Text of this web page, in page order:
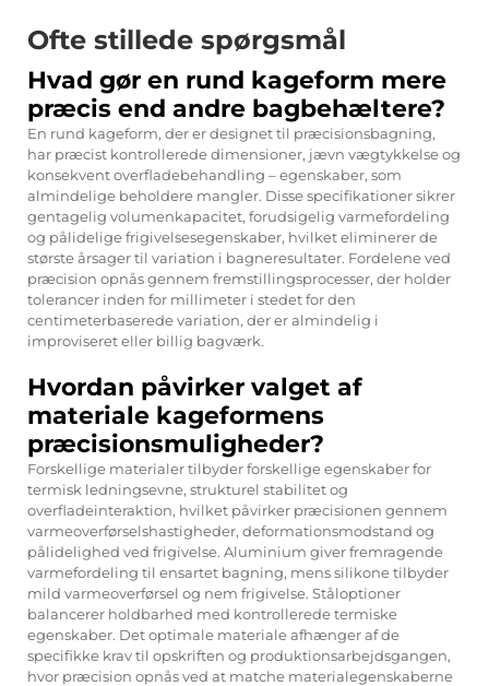
Ofte stillede spørgsmål
Hvad gør en rund kageform mere
præcis end andre bagbehæltere?
En rund kageform, der er designet til præcisionsbagning,
har præcist kontrollerede dimensioner, jævn vægtykkelse og
konsekvent overfladebehandling – egenskaber, som
almindelige beholdere mangler. Disse specifikationer sikrer
gentagelig volumenkapacitet, forudsigelig varmefordeling
og pålidelige frigivelsesegenskaber, hvilket eliminerer de
største årsager til variation i bagneresultater. Fordelene ved
præcision opnås gennem fremstillingsprocesser, der holder
tolerancer inden for millimeter i stedet for den
centimeterbaserede variation, der er almindelig i
improviseret eller billig bagværk.
Hvordan påvirker valget af
materiale kageformens
præcisionsmuligheder?
Forskellige materialer tilbyder forskellige egenskaber for
termisk ledningsevne, strukturel stabilitet og
overfladeinteraktion, hvilket påvirker præcisionen gennem
varmeoverførselshastigheder, deformationsmodstand og
pålidelighed ved frigivelse. Aluminium giver fremragende
varmefordeling til ensartet bagning, mens silikone tilbyder
mild varmeoverførsel og nem frigivelse. Ståloptioner
balancerer holdbarhed med kontrollerede termiske
egenskaber. Det optimale materiale afhænger af de
specifikke krav til opskriften og produktionsarbejdsgangen,
hvor præcision opnås ved at matche materialegenskaberne